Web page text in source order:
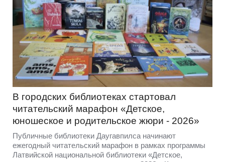
В городских библиотеках стартовал
читательский марафон «Детское,
юношеское и родительское жюри - 2026»
Публичные библиотеки Даугавпилса начинают
ежегодный читательский марафон в рамках программы
Латвийской национальной библиотеки «Детское,